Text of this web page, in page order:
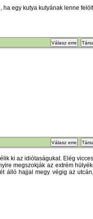
ha egy kutya kutyának lenne
Válasz erre
Válasz erre
ki az idiótaságukat. Elég
megszokják az extrém
álló hajjal megy végig az